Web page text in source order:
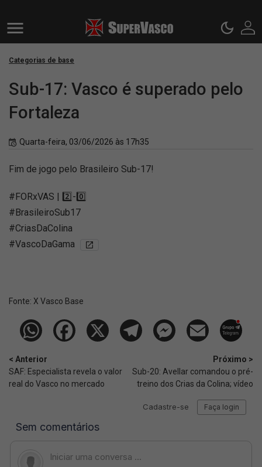
Categorias de base
Sub-17: Vasco é superado pelo
Fortaleza
Quarta-feira, 03/06/2026 às 17h35
Fim de jogo pelo Brasileiro Sub-17!
#FORxVAS | 2️⃣-0️⃣
#BrasileiroSub17
#CriasDaColina
#VascoDaGama
Fonte: X Vasco Base
< Anterior
SAF: Especialista revela o valor
real do Vasco no mercado
Próximo >
Sub-20: Avellar comandou o pré-
treino dos Crias da Colina; vídeo